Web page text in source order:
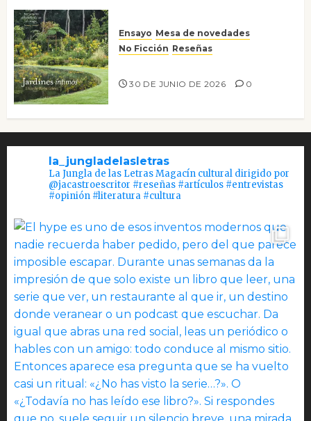
Ensayo Mesa de novedades
No Ficción Reseñas
30 DE JUNIO DE 2026 0
la_jungladelasletras
La Jungla de las Letras Magacín cultural dirigido por
@jacastroescritor #reseñas #artículos #entrevistas
#opinión #literatura #cultura